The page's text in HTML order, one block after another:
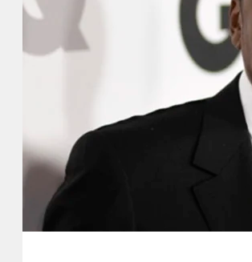
verlag
verlag
fragen & hilfe
unterstützen
abo
genossenschaft